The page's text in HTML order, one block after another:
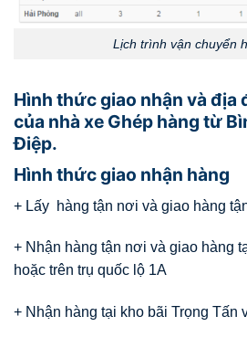
Lịch trình vận chuyển
Hình thức giao nhận và địa
của nhà xe Ghép hàng từ
Điệp.
Hình thức giao nhận hàng
+ Lấy hàng tận nơi và giao hàng
+ Nhận hàng tận nơi và giao hàng
hoặc trên trụ quốc lộ 1A
+ Nhận hàng tại kho bãi Trọng Tấn